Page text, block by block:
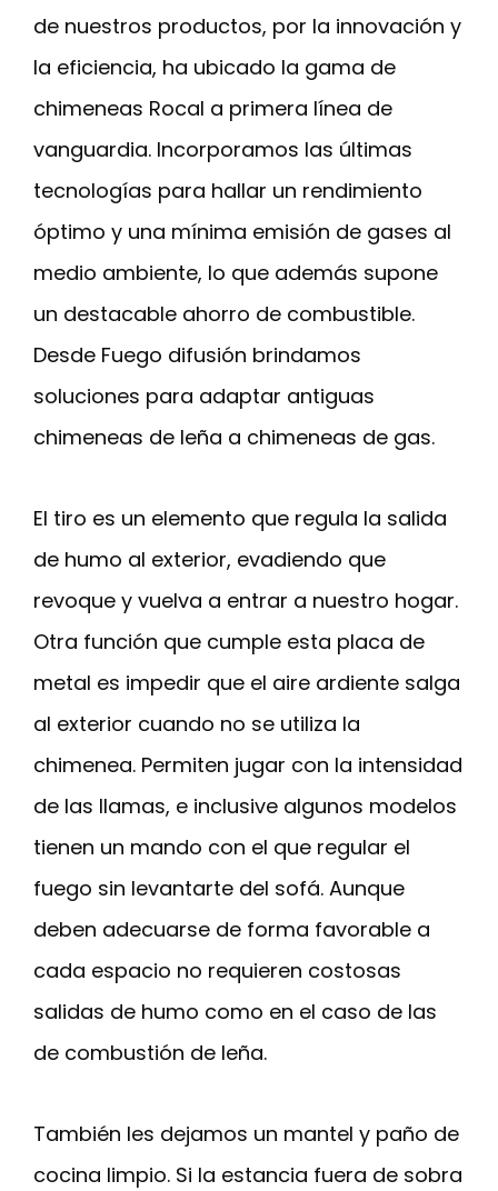
de nuestros productos, por la innovación y
la eficiencia, ha ubicado la gama de
chimeneas Rocal a primera línea de
vanguardia. Incorporamos las últimas
tecnologías para hallar un rendimiento
óptimo y una mínima emisión de gases al
medio ambiente, lo que además supone
un destacable ahorro de combustible.
Desde Fuego difusión brindamos
soluciones para adaptar antiguas
chimeneas de leña a chimeneas de gas.
El tiro es un elemento que regula la salida
de humo al exterior, evadiendo que
revoque y vuelva a entrar a nuestro hogar.
Otra función que cumple esta placa de
metal es impedir que el aire ardiente salga
al exterior cuando no se utiliza la
chimenea. Permiten jugar con la intensidad
de las llamas, e inclusive algunos modelos
tienen un mando con el que regular el
fuego sin levantarte del sofá. Aunque
deben adecuarse de forma favorable a
cada espacio no requieren costosas
salidas de humo como en el caso de las
de combustión de leña.
También les dejamos un mantel y paño de
cocina limpio. Si la estancia fuera de sobra